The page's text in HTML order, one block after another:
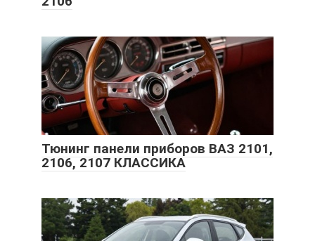
Тюнинг панели приборов ВАЗ 2101,
2106, 2107 КЛАССИКА